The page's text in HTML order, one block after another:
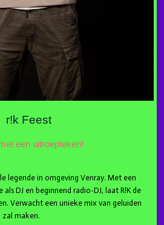
r!k Feest
een uitroepteken!
legende in omgeving Venray. Met een
DJ en beginnend radio-DJ, laat R!K de
Verwacht een unieke mix van geluiden
maken.